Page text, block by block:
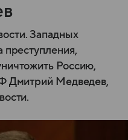
Западных
преступления,
Россию,
Дмитрий Медведев,